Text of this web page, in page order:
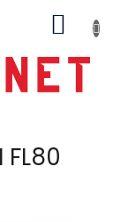
KOŠÍK
FL80